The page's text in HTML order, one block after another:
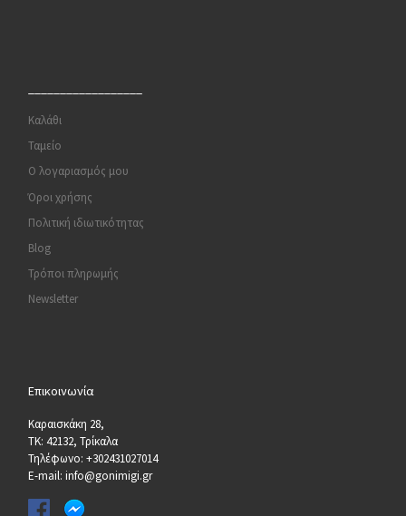
Καλάθι
Ταμείο
Ο λογαριασμός μου
Όροι χρήσης
Πολιτική ιδιωτικότητας
Blog
Τρόποι πληρωμής
Newsletter
Επικοινωνία
Καραισκάκη 28,
ΤΚ: 42132, Τρίκαλα
Τηλέφωνο: +302431027014
E-mail: info@gonimigi.gr